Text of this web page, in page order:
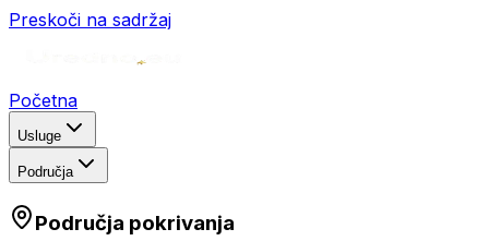
Preskoči na sadržaj
Početna
Usluge
Područja
Područja pokrivanja